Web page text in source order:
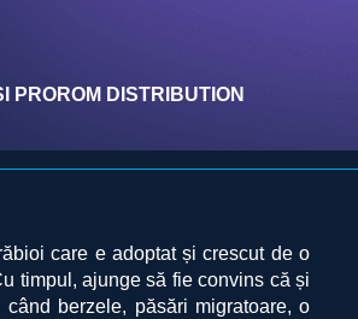
PROROM DISTRIBUTION
care e adoptat și crescut de o
timpul, ajunge să fie convins că și
când berzele, păsări migratoare, o